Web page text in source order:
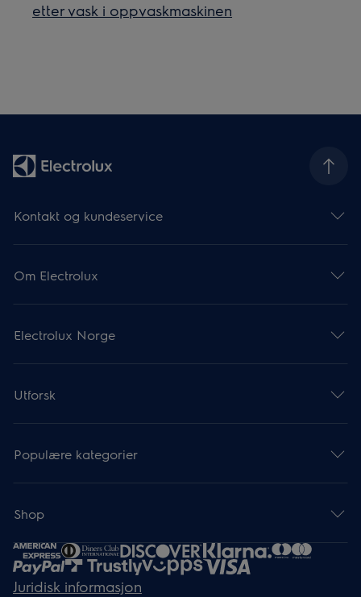
etter vask i oppvaskmaskinen
Kontakt og kundeservice
Om Electrolux
Electrolux Norge
Utforsk
Populære kategorier
Shop
Juridisk informasjon